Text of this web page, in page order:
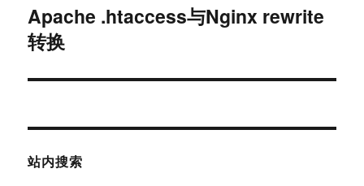
下
篇
章：
Apache .htaccess与Nginx rewrite
转换
站内搜索